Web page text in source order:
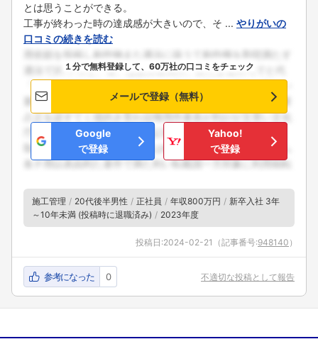
とは思うことができる。
工事が終わった時の達成感が大きいので、そ ... やりがいの
口コミの続きを読む
１分で無料登録して、60万社の口コミをチェック
メールで登録（無料）
Google
で登録
Yahoo!
で登録
施工管理 20代後半男性 正社員 年収800万円
新卒入社 3年
～10年未満 (投稿時に退職済み)
2023年度
投稿日:2024-02-21 （記事番号:948140 ）
参考になった 0 不適切な投稿として報告